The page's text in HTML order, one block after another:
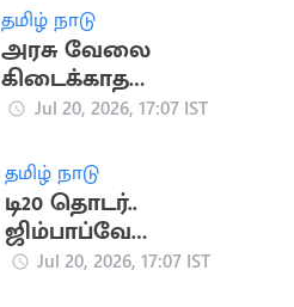
தமிழ் நாடு
அரசு வேலை
கிடைக்காத
விரக்தியில் இளைஞர்
Jul 20, 2026, 17:07 IST
தமிழ் நாடு
டி20 தொடர்..
ஜிம்பாப்வே
சென்றடைந்த இந்திய
Jul 20, 2026, 17:07 IST